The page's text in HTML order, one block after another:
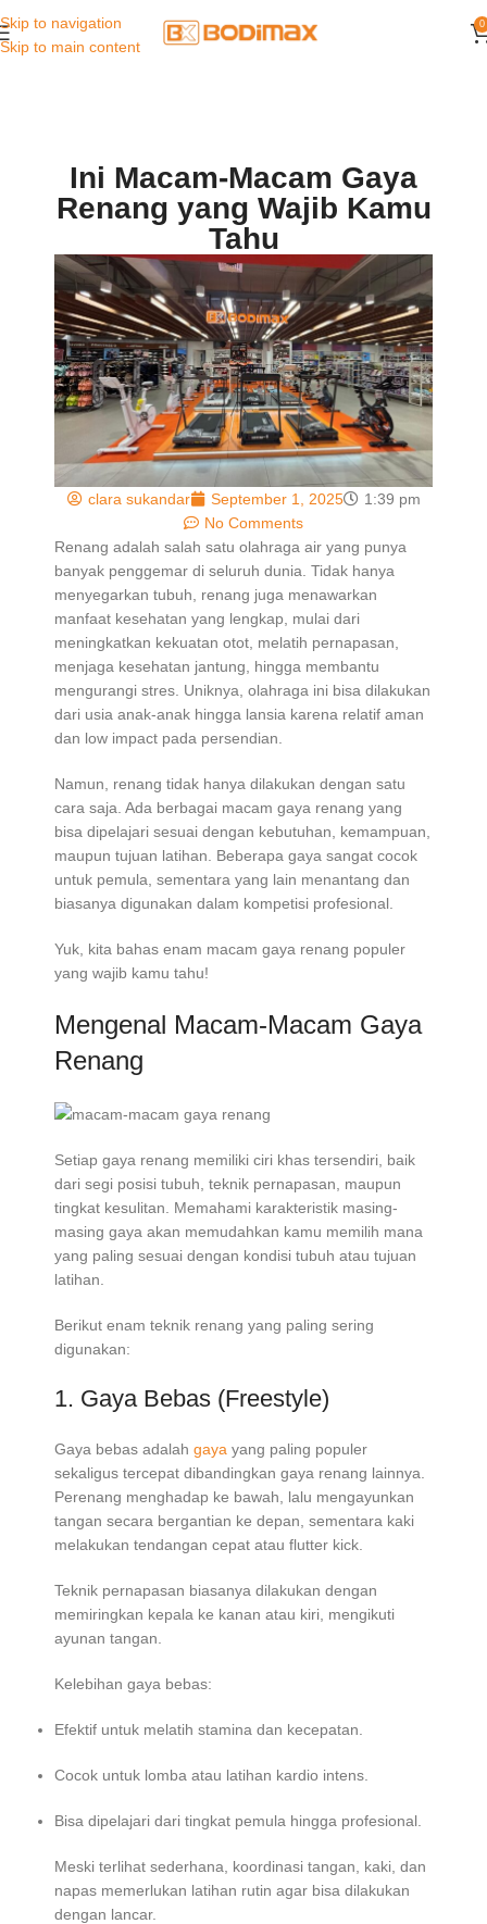
Skip to navigation
Skip to main content
0
Ini Macam-Macam Gaya
Renang yang Wajib Kamu
Tahu
clara sukandar September 1, 2025
1:39 pm
No Comments
Renang adalah salah satu olahraga air yang punya
banyak penggemar di seluruh dunia. Tidak hanya
menyegarkan tubuh, renang juga menawarkan
manfaat kesehatan yang lengkap, mulai dari
meningkatkan kekuatan otot, melatih pernapasan,
menjaga kesehatan jantung, hingga membantu
mengurangi stres. Uniknya, olahraga ini bisa dilakukan
dari usia anak-anak hingga lansia karena relatif aman
dan low impact pada persendian.
Namun, renang tidak hanya dilakukan dengan satu
cara saja. Ada berbagai macam gaya renang yang
bisa dipelajari sesuai dengan kebutuhan, kemampuan,
maupun tujuan latihan. Beberapa gaya sangat cocok
untuk pemula, sementara yang lain menantang dan
biasanya digunakan dalam kompetisi profesional.
Yuk, kita bahas enam macam gaya renang populer
yang wajib kamu tahu!
Mengenal Macam-Macam Gaya
Renang
Setiap gaya renang memiliki ciri khas tersendiri, baik
dari segi posisi tubuh, teknik pernapasan, maupun
tingkat kesulitan. Memahami karakteristik masing-
masing gaya akan memudahkan kamu memilih mana
yang paling sesuai dengan kondisi tubuh atau tujuan
latihan.
Berikut enam teknik renang yang paling sering
digunakan:
1. Gaya Bebas (Freestyle)
Gaya bebas adalah gaya yang paling populer
sekaligus tercepat dibandingkan gaya renang lainnya.
Perenang menghadap ke bawah, lalu mengayunkan
tangan secara bergantian ke depan, sementara kaki
melakukan tendangan cepat atau flutter kick.
Teknik pernapasan biasanya dilakukan dengan
memiringkan kepala ke kanan atau kiri, mengikuti
ayunan tangan.
Kelebihan gaya bebas:
Efektif untuk melatih stamina dan kecepatan.
Cocok untuk lomba atau latihan kardio intens.
Bisa dipelajari dari tingkat pemula hingga profesional.
Meski terlihat sederhana, koordinasi tangan, kaki, dan
napas memerlukan latihan rutin agar bisa dilakukan
dengan lancar.